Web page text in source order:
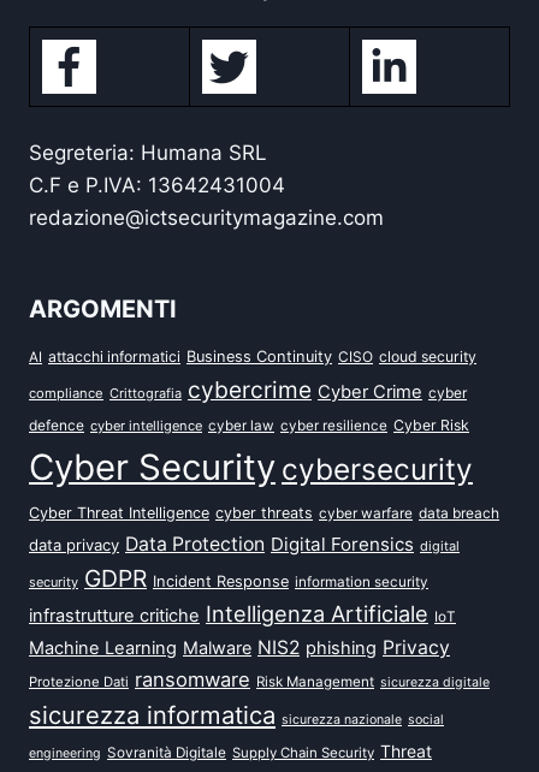
Segreteria: Humana SRL
C.F e P.IVA: 13642431004
redazione@ictsecuritymagazine.com
ARGOMENTI
AI attacchi informatici Business Continuity CISO cloud security
compliance Crittografia cybercrime Cyber Crime cyber
defence cyber intelligence cyber law cyber resilience Cyber Risk
Cyber Security cybersecurity
Cyber Threat Intelligence cyber threats cyber warfare data breach
data privacy Data Protection Digital Forensics digital
security GDPR Incident Response information security
infrastrutture critiche Intelligenza Artificiale IoT
Machine Learning Malware NIS2 phishing Privacy
Protezione Dati ransomware Risk Management sicurezza digitale
sicurezza informatica sicurezza nazionale social
engineering Sovranità Digitale Supply Chain Security Threat